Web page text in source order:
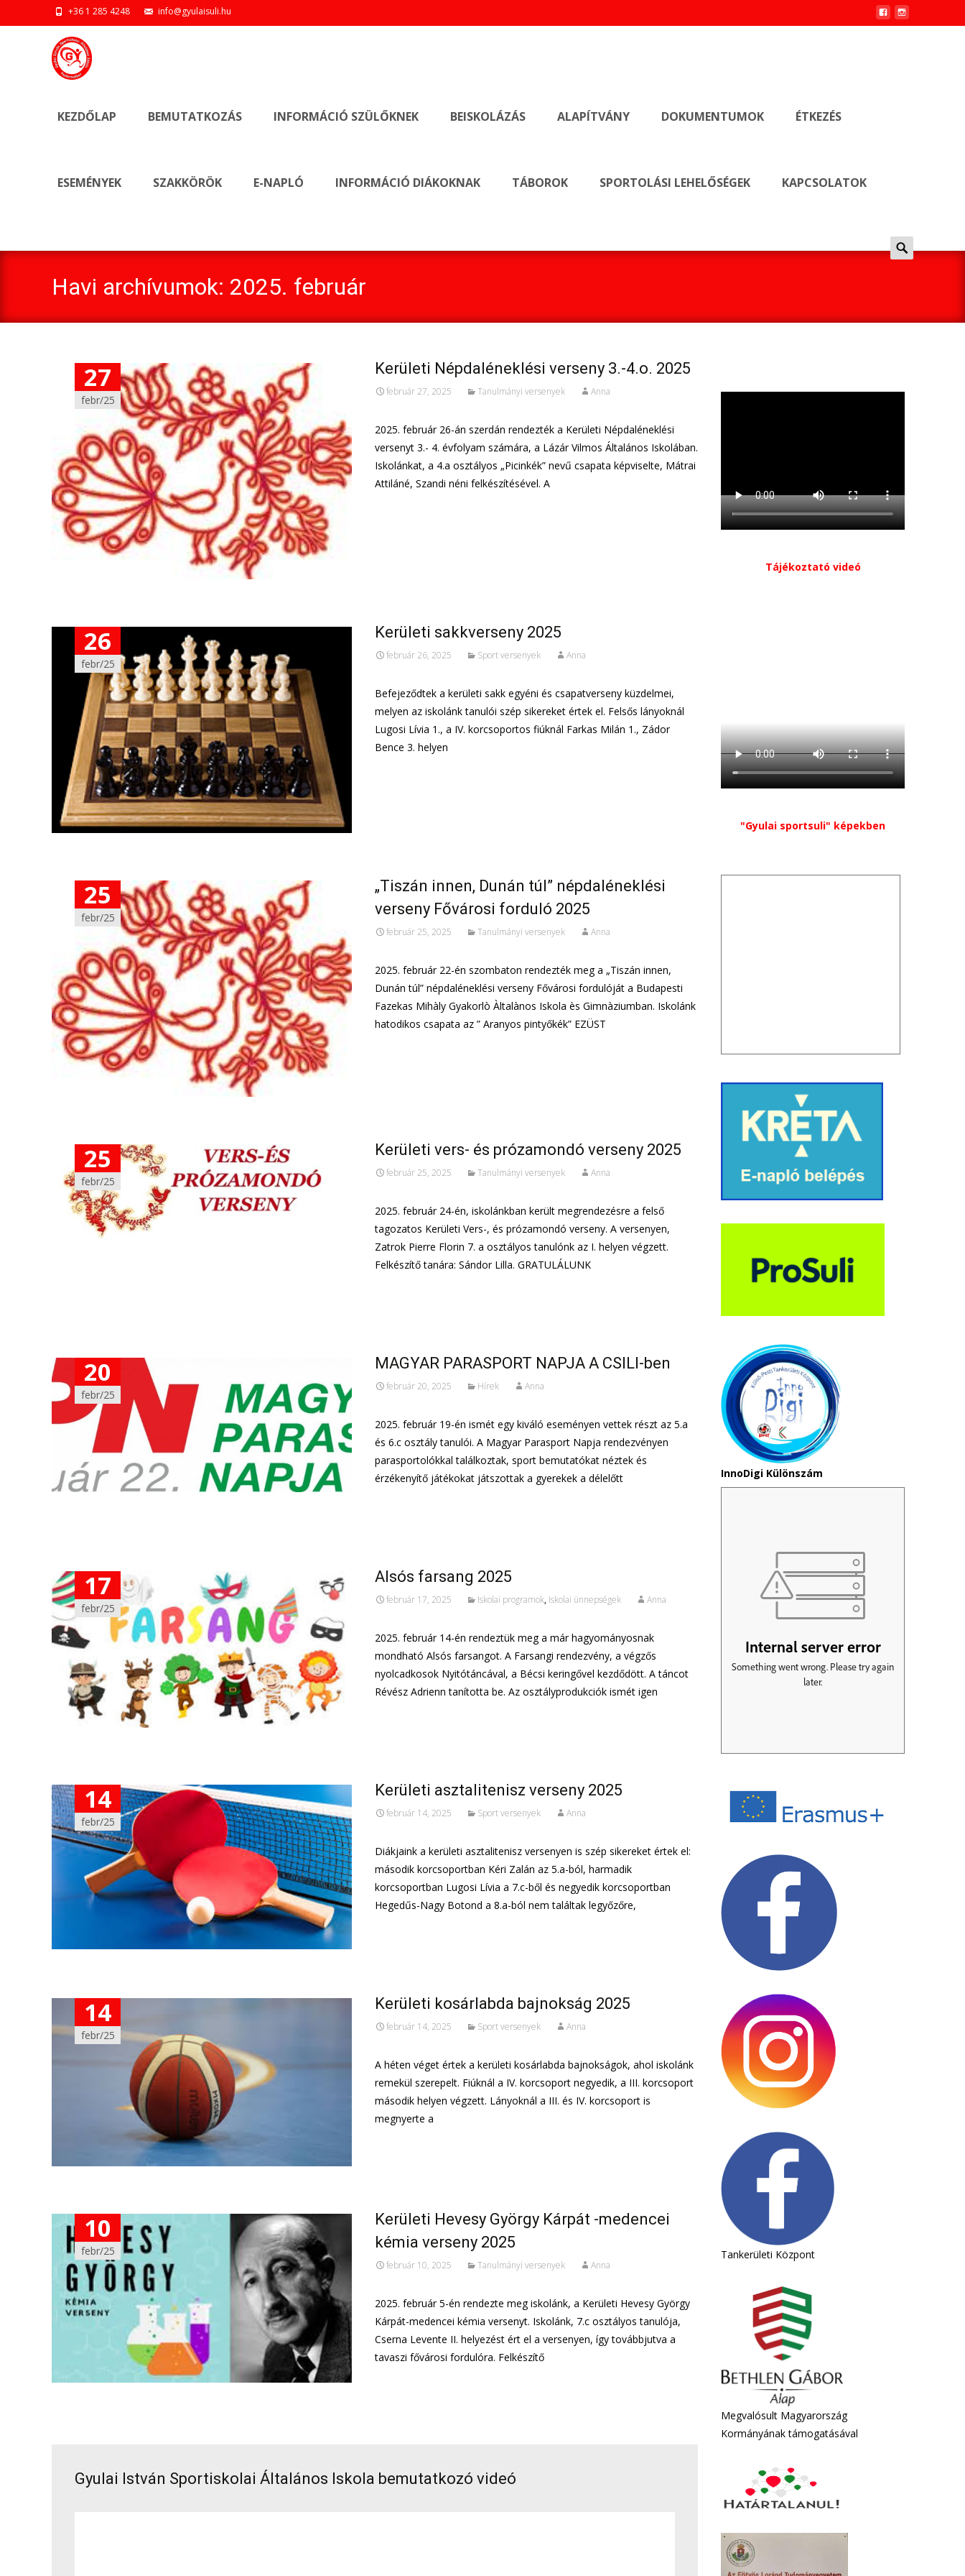
+36 1 285 4248 info@gyulaisuli.hu
KEZDŐLAP BEMUTATKOZÁS INFORMÁCIÓ SZÜLŐKNEK BEISKOLÁZÁS ALAPÍTVÁNY DOKUMENTUMOK ÉTKEZÉS
ESEMÉNYEK SZAKKÖRÖK E-NAPLÓ INFORMÁCIÓ DIÁKOKNAK TÁBOROK SPORTOLÁSI LEHELŐSÉGEK KAPCSOLATOK
Keresés
erre:
Havi archívumok: 2025. február
27
febr/25
Kerületi Népdaléneklési verseny 3.-4.o. 2025
február 27, 2025 Tanulmányi versenyek Anna
2025. február 26-án szerdán rendezték a Kerületi Népdaléneklési
versenyt 3.- 4. évfolyam számára, a Lázár Vilmos Általános Iskolában.
Iskolánkat, a 4.a osztályos „Picinkék” nevű csapata képviselte, Mátrai
Attiláné, Szandi néni felkészítésével. A
26
febr/25
Kerületi sakkverseny 2025
február 26, 2025 Sport versenyek Anna
Befejeződtek a kerületi sakk egyéni és csapatverseny küzdelmei,
melyen az iskolánk tanulói szép sikereket értek el. Felsős lányoknál
Lugosi Lívia 1., a IV. korcsoportos fiúknál Farkas Milán 1., Zádor
Bence 3. helyen
25
febr/25
„Tiszán innen, Dunán túl” népdaléneklési
verseny Fővárosi forduló 2025
február 25, 2025 Tanulmányi versenyek Anna
2025. február 22-én szombaton rendezték meg a „Tiszán innen,
Dunán túl” népdaléneklési verseny Fővárosi fordulóját a Budapesti
Fazekas Mihàly Gyakorlò Àltalànos Iskola ès Gimnàziumban. Iskolánk
hatodikos csapata az ” Aranyos pintyőkék” EZÜST
25
febr/25
Kerületi vers- és prózamondó verseny 2025
február 25, 2025 Tanulmányi versenyek Anna
2025. február 24-én, iskolánkban került megrendezésre a felső
tagozatos Kerületi Vers-, és prózamondó verseny. A versenyen,
Zatrok Pierre Florin 7. a osztályos tanulónk az I. helyen végzett.
Felkészítő tanára: Sándor Lilla. GRATULÁLUNK
20
febr/25
MAGYAR PARASPORT NAPJA A CSILI-ben
február 20, 2025 Hírek Anna
2025. február 19-én ismét egy kiváló eseményen vettek részt az 5.a
és 6.c osztály tanulói. A Magyar Parasport Napja rendezvényen
parasportolókkal találkoztak, sport bemutatókat néztek és
érzékenyítő játékokat játszottak a gyerekek a délelőtt
17
febr/25
Alsós farsang 2025
február 17, 2025 Iskolai programok, Iskolai ünnepségek Anna
2025. február 14-én rendeztük meg a már hagyományosnak
mondható Alsós farsangot. A Farsangi rendezvény, a végzős
nyolcadkosok Nyitótáncával, a Bécsi keringővel kezdődött. A táncot
Révész Adrienn tanította be. Az osztályprodukciók ismét igen
14
febr/25
Kerületi asztalitenisz verseny 2025
február 14, 2025 Sport versenyek Anna
Diákjaink a kerületi asztalitenisz versenyen is szép sikereket értek el:
második korcsoportban Kéri Zalán az 5.a-ból, harmadik
korcsoportban Lugosi Lívia a 7.c-ből és negyedik korcsoportban
Hegedűs-Nagy Botond a 8.a-ból nem találtak legyőzőre,
14
febr/25
Kerületi kosárlabda bajnokság 2025
február 14, 2025 Sport versenyek Anna
A héten véget értek a kerületi kosárlabda bajnokságok, ahol iskolánk
remekül szerepelt. Fiúknál a IV. korcsoport negyedik, a III. korcsoport
második helyen végzett. Lányoknál a III. és IV. korcsoport is
megnyerte a
10
febr/25
Kerületi Hevesy György Kárpát -medencei
kémia verseny 2025
február 10, 2025 Tanulmányi versenyek Anna
2025. február 5-én rendezte meg iskolánk, a Kerületi Hevesy György
Kárpát-medencei kémia versenyt. Iskolánk, 7.c osztályos tanulója,
Cserna Levente II. helyezést ért el a versenyen, így továbbjutva a
tavaszi fővárosi fordulóra. Felkészítő
Gyulai István Sportiskolai Általános Iskola bemutatkozó videó
Tájékoztató videó
"Gyulai sportsuli" képekben
InnoDigi Különszám
Tankerületi Központ
Megvalósult Magyarország
Kormányának támogatásával